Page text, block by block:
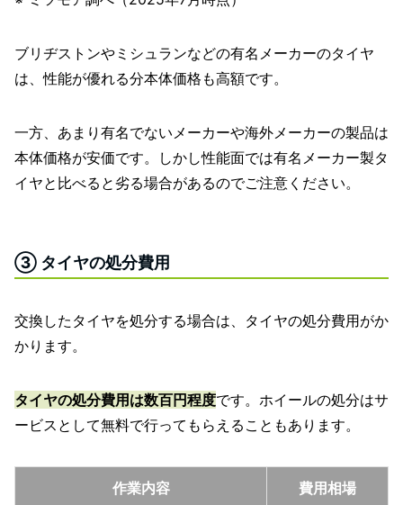
ブリヂストンやミシュランなどの有名メーカーのタイヤ
は、性能が優れる分本体価格も高額です。
一方、あまり有名でないメーカーや海外メーカーの製品は
本体価格が安価です。しかし性能面では有名メーカー製タ
イヤと比べると劣る場合があるのでご注意ください。
③ タイヤの処分費用
交換したタイヤを処分する場合は、タイヤの処分費用がか
かります。
タイヤの処分費用は数百円程度です。ホイールの処分はサ
ービスとして無料で行ってもらえることもあります。
作業内容 費用相場